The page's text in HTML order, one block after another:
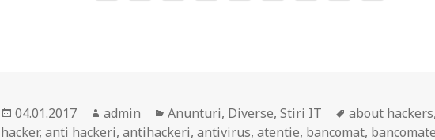
Posted
on
04.01.2017 Author
admin Categories
Anunturi, Diverse,Stiri IT Tags
about hackers
hacker,anti hackeri,antihackeri,antivirus,atentie, bancomat, bancomate